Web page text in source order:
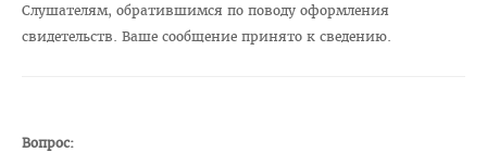
Положение об олимпиадах
Алгоритм подачи документов для победителей
Слушателям, обратившимся по поводу оформления
свидетельств. Ваше сообщение принято к сведению.
Вопрос: